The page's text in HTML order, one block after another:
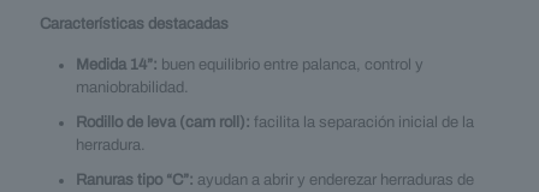
Características destacadas
Medida 14”: buen equilibrio entre palanca, control y
maniobrabilidad.
Rodillo de leva (cam roll): facilita la separación inicial de la
herradura.
Ranuras tipo “C”: ayudan a abrir y enderezar herraduras de